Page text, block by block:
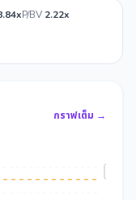
P/BV 2.22x
กราฟเต็ม →